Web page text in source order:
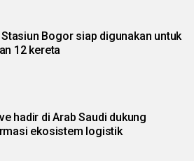
Stasiun Bogor siap digunakan untuk
12 kereta
hadir di Arab Saudi dukung
ekosistem logistik